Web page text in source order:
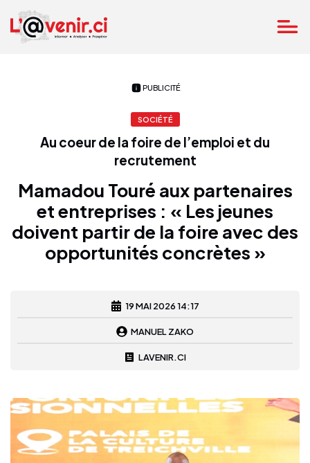
PUBLICITÉ
SOCIÉTÉ
Au coeur de la foire de l’emploi et du
recrutement
Mamadou Touré aux partenaires
et entreprises : « Les jeunes
doivent partir de la foire avec des
opportunités concrètes »
19 MAI 2026 14:17
MANUEL ZAKO
LAVENIR.CI